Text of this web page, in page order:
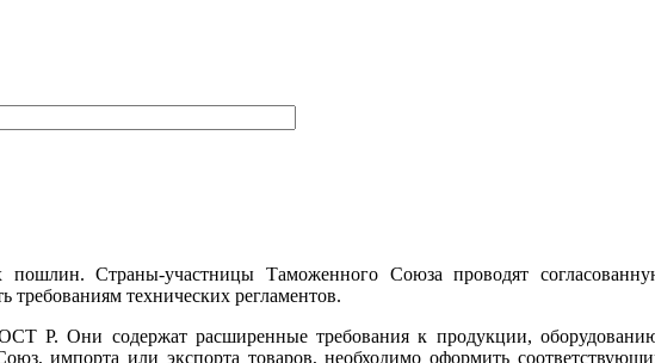
Страны-участницы Таможенного Союза проводят
технических регламентов.
Р. Они содержат расширенные требования к продукции,
импорта или экспорта товаров, необходимо оформить